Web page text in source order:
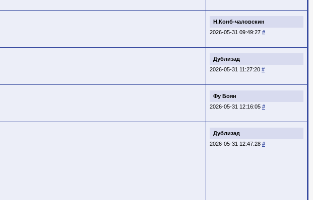
Н.Конб-чаловскин
2026-05-31 09:49:27 #
Дублизад
2026-05-31 11:27:20 #
Фу Боян
2026-05-31 12:16:05 #
Дублизад
2026-05-31 12:47:28 #